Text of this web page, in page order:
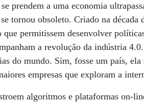
prendem a uma economia
tornou obsoleto. Criado na
que permitissem desenvolver
a revolução da indústria
do mundo. Sim, fosse um país,
empresas que exploram a
algoritmos e plataformas on-